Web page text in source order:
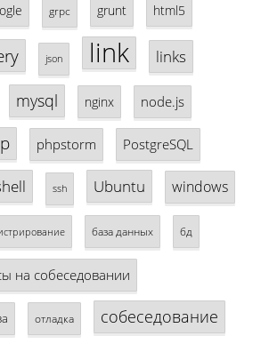
grpc grunt html5
json link links
mysql nginx node.js
phpstorm PostgreSQL
ssh Ubuntu windows
база данных бд
на собеседовании
отладка собеседование